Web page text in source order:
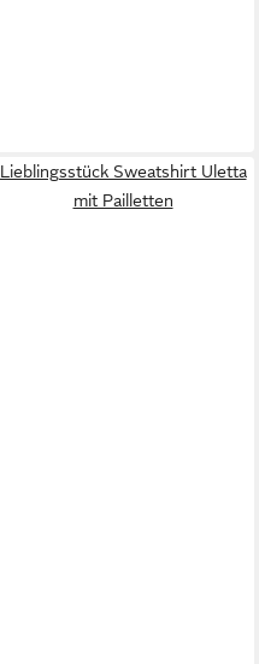
Lieblingsstück Sweatshirt Uletta
mit Pailletten